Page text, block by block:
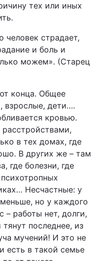
Лайт
Регіони
тех или иных
человек страдает,
и боль и
можем». (Старец
конца. Общее
взрослые, дети….
кровью.
в тех домах, где
В других же – там
где болезни, где
Несчастные: у
но у каждого
– работы нет, долги,
последнее, из
мучений! И это не
есть в такой семье